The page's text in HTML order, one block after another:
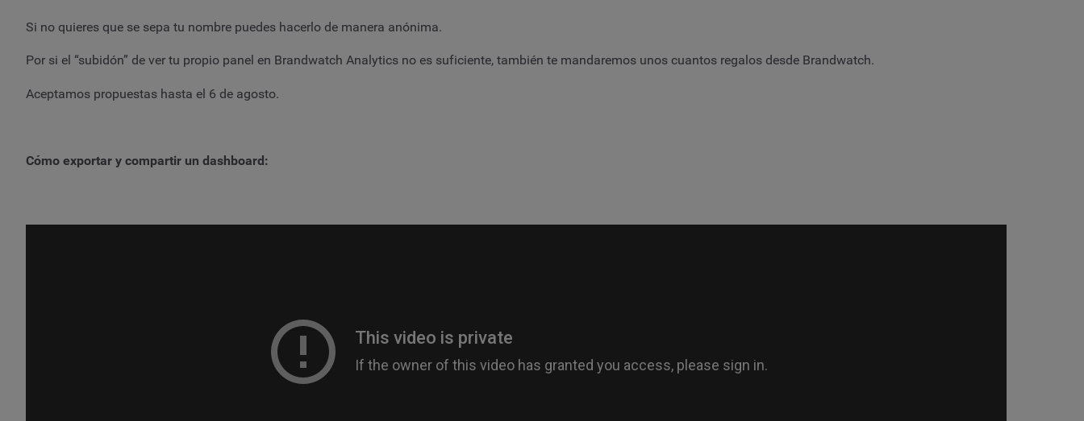
Si no quieres que se sepa tu nombre puedes hacerlo de manera anónima.
Por si el “subidón” de ver tu propio panel en Brandwatch Analytics no es suficiente, también te mandaremos unos cuantos regalos desde Brandwatch.
Aceptamos propuestas hasta el 6 de agosto.
Cómo exportar y compartir un dashboard: